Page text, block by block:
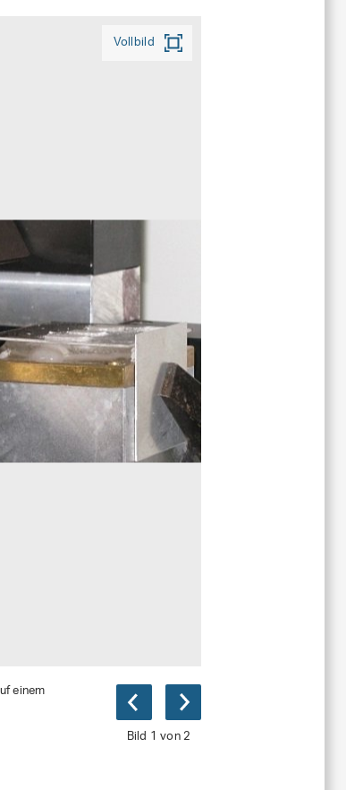
Vollbild
Bild 1 von 2
einem